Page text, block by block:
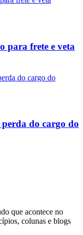
para frete e veta
do cargo do
que acontece no
colunas e blogs